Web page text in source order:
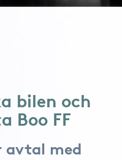
bilen och
Boo FF
avtal med